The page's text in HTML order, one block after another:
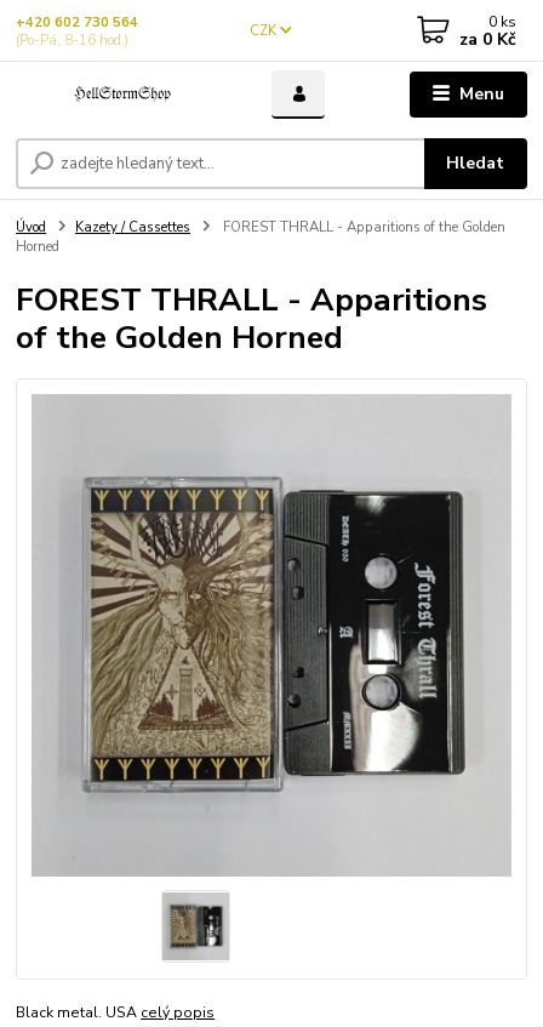
Menu
CZK
Hledat
+420 602 730 564
(Po-Pá, 8-16 hod.)
0 ks
za 0 Kč
Úvod Kazety / Cassettes
FOREST THRALL - Apparitions of the Golden
Horned
FOREST THRALL - Apparitions
of the Golden Horned
Black metal. USA celý popis